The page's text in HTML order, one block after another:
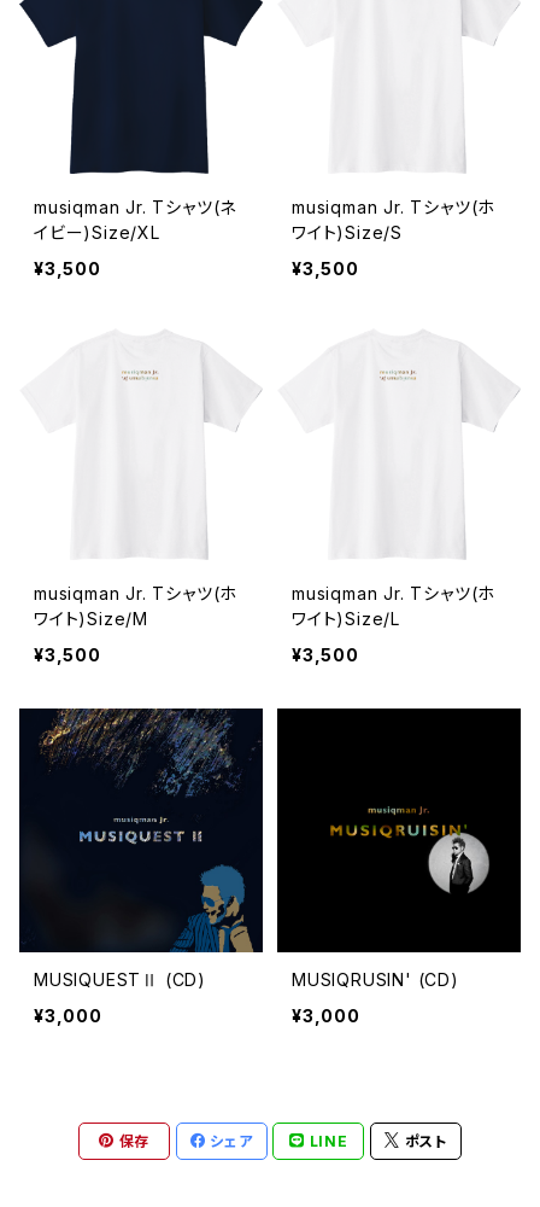
musiqman Jr. Tシャツ(ネ
イビー)Size/XL
¥3,500
musiqman Jr. Tシャツ(ホ
ワイト)Size/S
¥3,500
musiqman Jr. Tシャツ(ホ
ワイト)Size/M
¥3,500
musiqman Jr. Tシャツ(ホ
ワイト)Size/L
¥3,500
MUSIQUESTⅡ (CD)
¥3,000
MUSIQRUSIN' (CD)
¥3,000
保存 シェア LINE ポスト